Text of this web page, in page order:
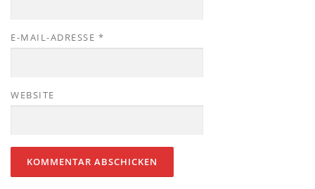
E-MAIL-ADRESSE *
WEBSITE